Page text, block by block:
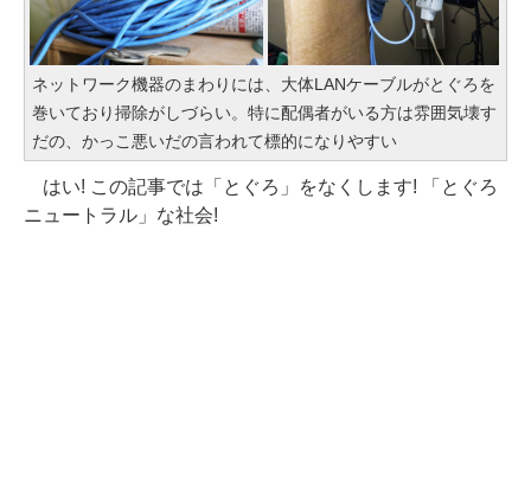
ネットワーク機器のまわりには、大体LANケーブルがとぐろを
巻いており掃除がしづらい。特に配偶者がいる方は雰囲気壊す
だの、かっこ悪いだの言われて標的になりやすい
はい! この記事では「とぐろ」をなくします! 「とぐろ
ニュートラル」な社会!